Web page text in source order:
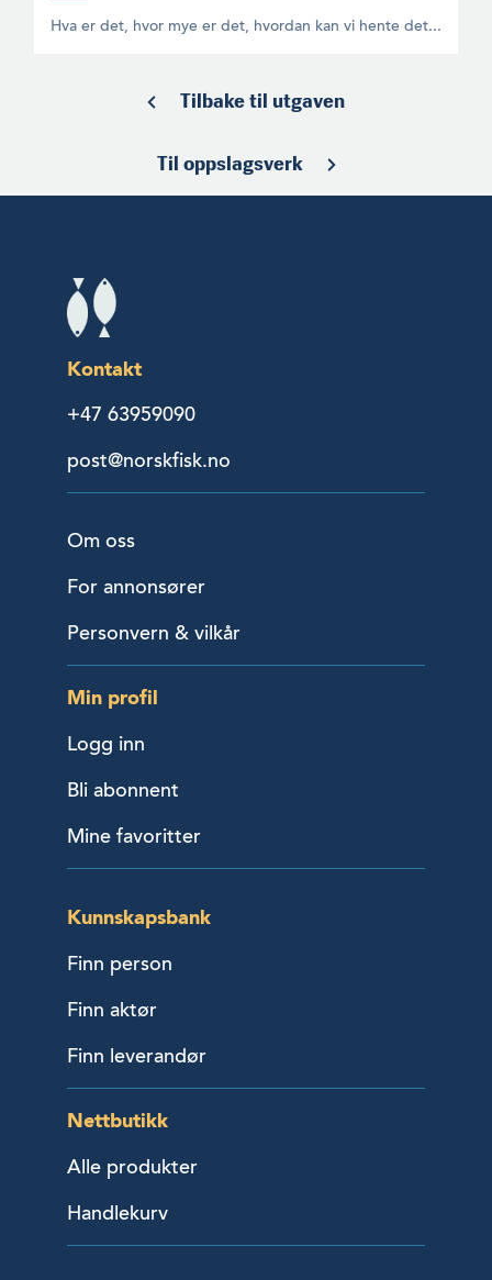
Hva er det, hvor mye er det, hvordan kan vi hente det...
Tilbake til utgaven
Til oppslagsverk
Kontakt
+47 63959090
post@norskfisk.no
Om oss
For annonsører
Personvern & vilkår
Min profil
Logg inn
Bli abonnent
Mine favoritter
Kunnskapsbank
Finn person
Finn aktør
Finn leverandør
Nettbutikk
Alle produkter
Handlekurv